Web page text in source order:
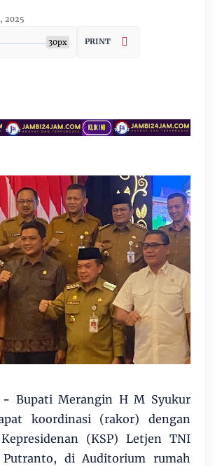
2025
30px PRINT
- Bupati Merangin H M Syukur
koordinasi (rakor) dengan
(KSP) Letjen TNI
di Auditorium rumah